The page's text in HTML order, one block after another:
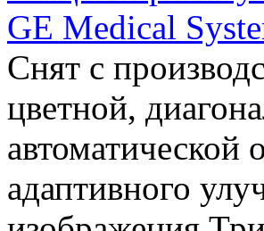
GE Medical
Снят с
цветной,
автоматической
адаптивного